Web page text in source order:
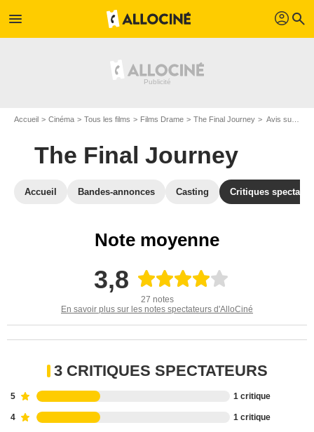
menu profil search
Accueil Cinéma Tous les films Films Drame The Final Journey Avis sur The Final Journey
The Final Journey
Accueil Bandes-annonces Casting Critiques
Note moyenne
3,8
27 notes
En savoir plus sur les notes spectateurs d'AlloCiné
3 CRITIQUES SPECTATEURS
5 1 critique
4 1 critique